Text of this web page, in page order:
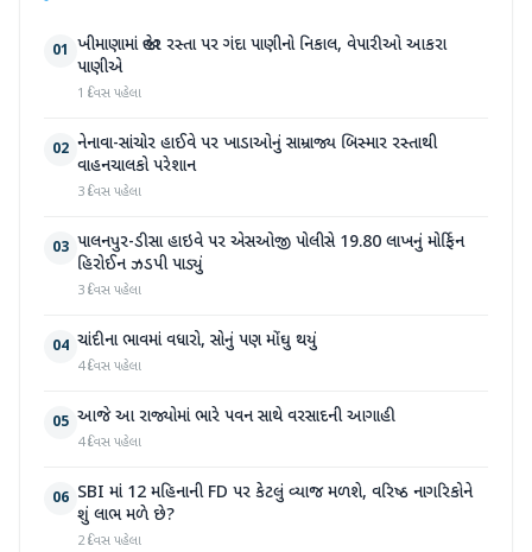
01 ખીમાણામાં જાહેર રસ્તા પર ગંદા પાણીનો નિકાલ, વેપારીઓ આકરા
પાણીએ
1 દિવસ પહેલા
02 નેનાવા-સાંચોર હાઈવે પર ખાડાઓનું સામ્રાજ્ય બિસ્માર રસ્તાથી
વાહનચાલકો પરેશાન
3 દિવસ પહેલા
03 પાલનપુર-ડીસા હાઇવે પર એસઓજી પોલીસે 19.80 લાખનું મોર્ફિન
હિરોઈન ઝડપી પાડ્યું
3 દિવસ પહેલા
04 ચાંદીના ભાવમાં વધારો, સોનું પણ મોંઘુ થયું
4 દિવસ પહેલા
05 આજે આ રાજ્યોમાં ભારે પવન સાથે વરસાદની આગાહી
4 દિવસ પહેલા
06 SBI માં 12 મહિનાની FD પર કેટલું વ્યાજ મળશે, વરિષ્ઠ નાગરિકોને
શું લાભ મળે છે?
2 દિવસ પહેલા